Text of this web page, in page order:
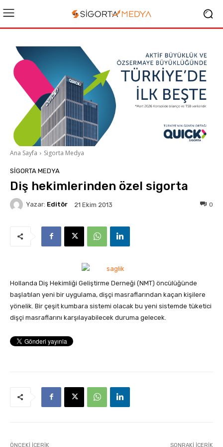
Ana Sayfa Sigorta Medya
SIGORTA MEDYA
Diş hekimlerinden özel sigorta
Yazar: Editör 21 Ekim 2013 0
Hollanda Diş Hekimliği Geliştirme Derneği (NMT) öncülüğünde
başlatılan yeni bir uygulama, dişçi masraflarından kaçan kişilere
yönelik. Bir çeşit kumbara sistemi olacak bu yeni sistemde tüketici
dişçi masraflarını karşılayabilecek duruma gelecek.
ÖNCEKI İÇERIK SONRAKI İÇERIK